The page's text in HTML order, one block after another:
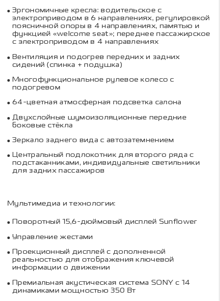
Эргономичные кресла: водительское с
электроприводом в 6 направлениях, регулировкой
поясничной опоры в 4 направлениях, памятью и
функцией «welcome seat»; переднее пассажирское
с электроприводом в 4 направлениях
Вентиляция и подогрев передних и задних
сидений (спинка + подушка)
Многофункциональное рулевое колесо с
подогревом
64-цветная атмосферная подсветка салона
Двухслойные шумоизоляционные передние
боковые стёкла
Зеркало заднего вида с автозатемнением
Центральный подлокотник для второго ряда с
подстаканниками, индивидуальные светильники
для задних пассажиров
Мультимедиа и технологии:
Поворотный 15,6-дюймовый дисплей Sunflower
Управление жестами
Проекционный дисплей с дополненной
реальностью для отображения ключевой
информации о движении
Премиальная акустическая система SONY с 14
динамиками мощностью 350 Вт